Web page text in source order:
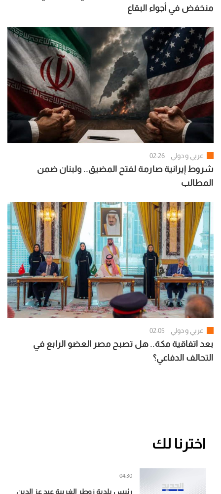
منخفض في أجواء البقاع
عربي و دولي 02:26
شروط إيرانية صارمة لفتح المضيق.. ولبنان ضمن
المطالب
عربي و دولي 02:05
بعد اتفاقية مكة.. هل تصبح مصر العضو الرابع في
التحالف الدفاعي؟
اخترنا لك
رئيس بلدية زوطر الغربية عبد عز الدين
04:30